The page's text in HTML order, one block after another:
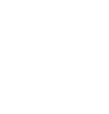
厂公司开展二郎基地酿造生产现
【二郎清洁公司二郎开荒清洁|步
重庆九龙坡二郎装修开荒保洁,重
重庆二郎股票开户二郎证券开户